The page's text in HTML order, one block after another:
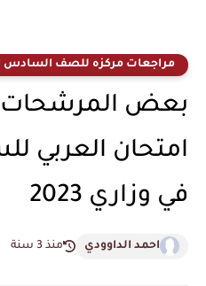
مراجعات مركزه للصف السادس
بعض المرشحات
امتحان العربي
في وزاري 2023
احمد الداوودي منذ 3 سنة